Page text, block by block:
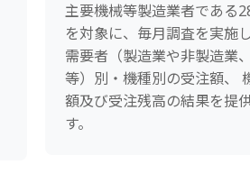
主要機械等製造業者である
を対象に、毎月調査を実施し
需要者（製造業や非製造業
等）別・機種別の受注額、
額及び受注残高の結果を提
す。